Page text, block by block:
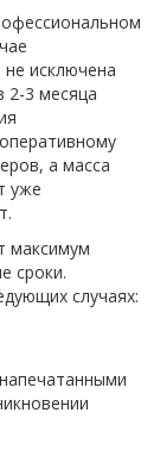
не исключена
2-3 месяца
а масса
уже
максимум
сроки.
случаях: